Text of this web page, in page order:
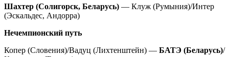
Шахтер (Солигорск, Беларусь) — Клуж (Румыния)/Интер
(Эскальдес, Андорра)
Нечемпионский путь
Копер (Словения)/Вадуц (Лихтенштейн) — БАТЭ (Беларусь)/